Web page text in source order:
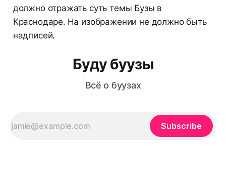
должно отражать суть темы Бузы в
Краснодаре. На изображении не должно быть
надписей.
Буду буузы
Всё о буузах
Subscribe